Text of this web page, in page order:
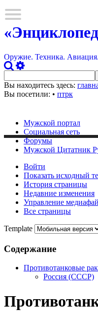
Оружие. Техника.
Вы находитесь здесь:
Вы посетили: • птрк
Мужской портал
Социальная сеть
Форумы
Мужской Цитатник
Войти
Показать исходный
История страницы
Недавние изменения
Управление
Все страницы
Template
Содержание
Противотанковые
Россия (СССР)